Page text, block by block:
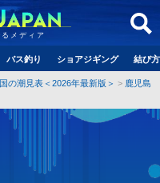
メディア
バス釣り ショアジギング 結び
の潮見表＜2026年最新版＞
鹿児島